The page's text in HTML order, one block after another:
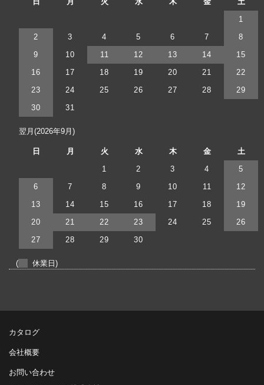
1
2
3 4 5 6 7
8
9
10 11 12 13 14
15
16
17 18 19 20 21
22
23
24 25 26 27 28
29
30
31
翌月(2026年9月)
日 月 火 水 木 金
土
1
2 3 4
5
6
7 8 9 10 11
12
13
14 15 16 17 18
19
20
21 22 23 24 25
26
27
28 29 30
( 休業日)
カタログ
会社概要
お問い合わせ